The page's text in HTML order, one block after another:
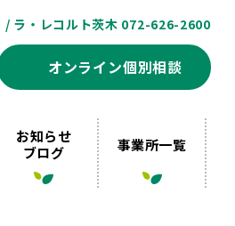
/ ラ・レコルト茨木 072-626-2600
オンライン個別相談
お知らせ
ブログ
事業所一覧